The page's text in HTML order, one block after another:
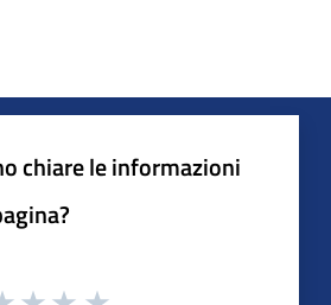
chiare le informazioni